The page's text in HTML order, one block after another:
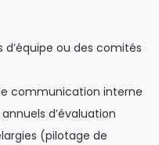
d’équipe ou des comités
communication interne
d’évaluation
(pilotage de